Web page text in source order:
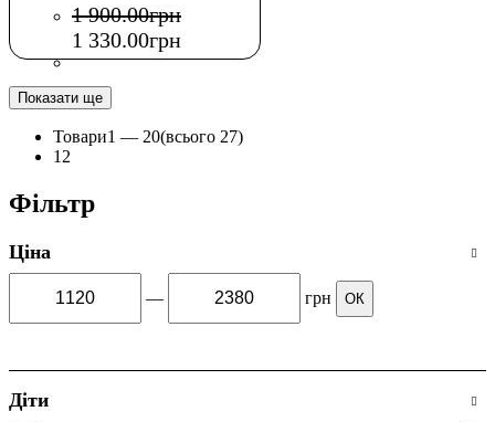
1 900.00грн
1 330.00грн
Показати ще
Товари1 — 20(всього 27)
1 2
Фільтр
Ціна
— грн ОК
Діти